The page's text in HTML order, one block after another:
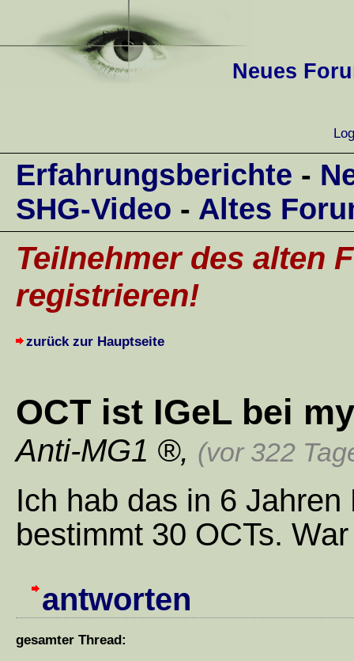
Neues
Erfahrungsberichte -
SHG-Video - Altes
Teilnehmer des alten
registrieren!
zurück zur Hauptseite
OCT ist IGeL bei
Anti-MG1 , (vor 322
Ich hab das in 6
bestimmt 30 OCTs.
antworten
gesamter Thread: